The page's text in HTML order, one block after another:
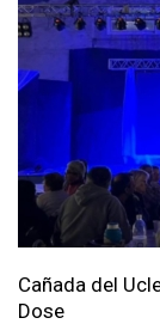
Cañada del
Dose